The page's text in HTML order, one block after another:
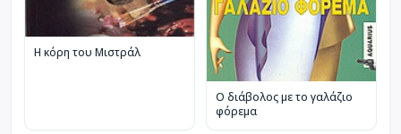
Η κόρη του Μιστράλ
Ο διάβολος με το γαλάζιο
φόρεμα